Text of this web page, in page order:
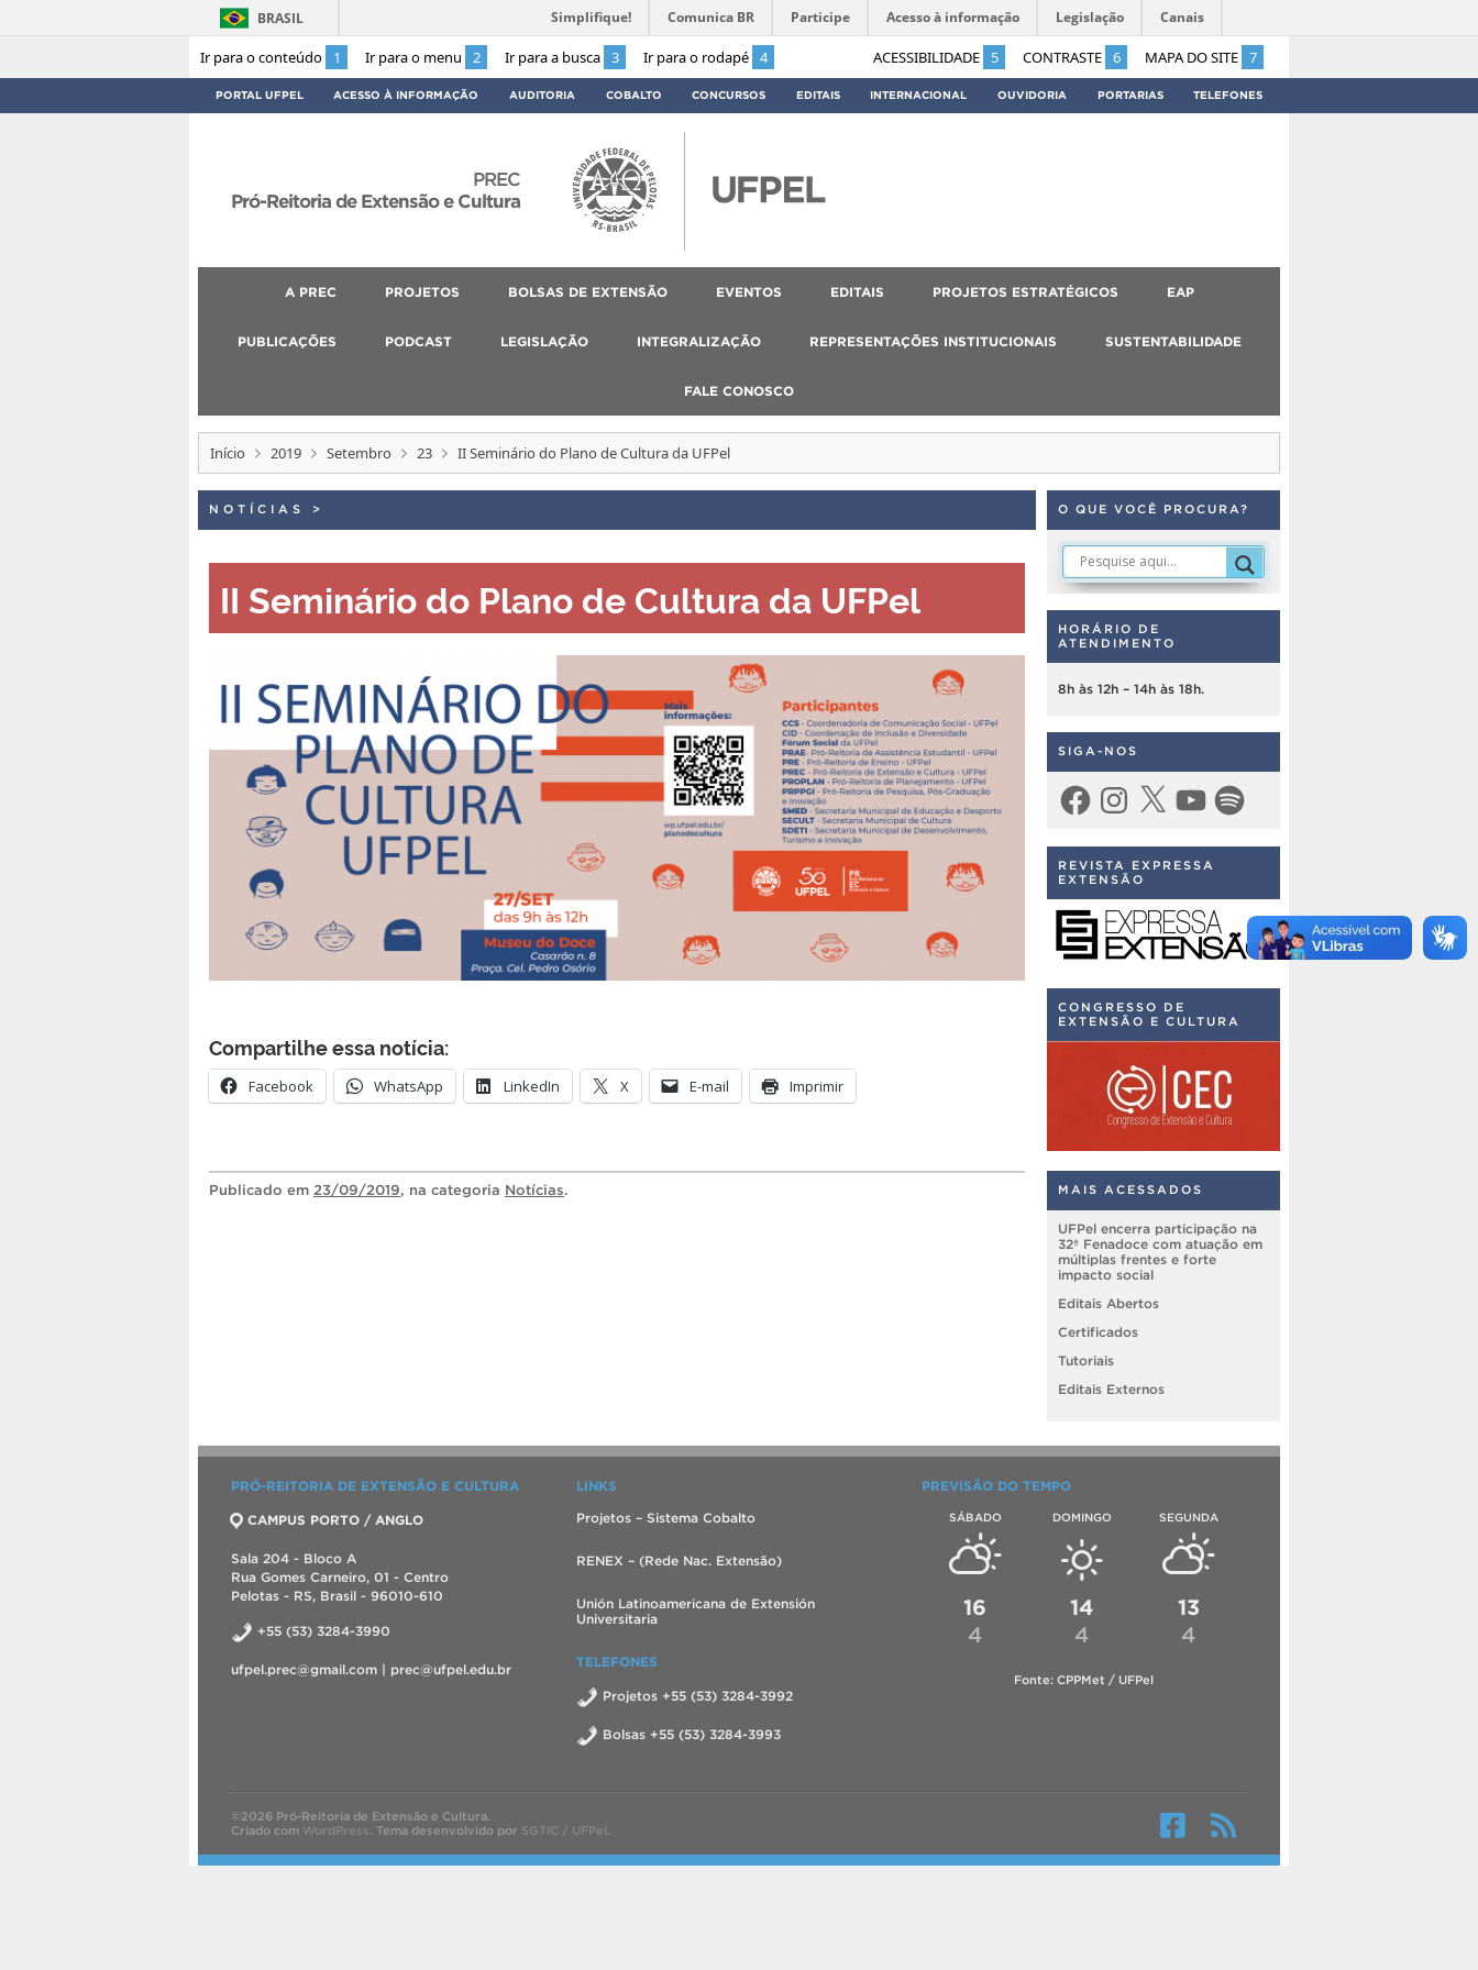
Ir para o conteúdo 1 Ir para o menu 2 Ir para a busca 3 Ir para o rodapé 4 ACESSIBILIDADE 5 CONTRASTE 6 MAPA DO SITE 7
BRASIL Simplifique! Comunica BR Participe Acesso à informação Legislação Canais
PORTAL UFPEL ACESSO À INFORMAÇÃO AUDITORIA COBALTO CONCURSOS EDITAIS INTERNACIONAL OUVIDORIA PORTARIAS TELEFONES
PREC
Pró-Reitoria de Extensão e Cultura
A PREC PROJETOS BOLSAS DE EXTENSÃO EVENTOS EDITAIS PROJETOS ESTRATÉGICOS EAP
PUBLICAÇÕES PODCAST LEGISLAÇÃO INTEGRALIZAÇÃO REPRESENTAÇÕES INSTITUCIONAIS SUSTENTABILIDADE
FALE CONOSCO
Início 2019 Setembro 23 II Seminário do Plano de Cultura da UFPel
NOTÍCIAS >
II Seminário do Plano de Cultura da UFPel
Compartilhe essa notícia:
Facebook WhatsApp LinkedIn X E-mail Imprimir
Publicado em 23/09/2019, na categoria Notícias.
O QUE VOCÊ PROCURA?
HORÁRIO DE
ATENDIMENTO
8h às 12h – 14h às 18h.
SIGA-NOS
FacebookInstagram
X YouTubeSpotify
REVISTA EXPRESSA
EXTENSÃO
CONGRESSO DE
EXTENSÃO E CULTURA
MAIS ACESSADOS
UFPel encerra participação na
32ª Fenadoce com atuação em
múltiplas frentes e forte
impacto social
Editais Abertos
Certificados
Tutoriais
Editais Externos
PRÓ-REITORIA DE EXTENSÃO E CULTURA
CAMPUS PORTO / ANGLO
Sala 204 - Bloco A
Rua Gomes Carneiro, 01 - Centro
Pelotas - RS, Brasil - 96010-610
+55 (53) 3284-3990
ufpel.prec@gmail.com | prec@ufpel.edu.br
LINKS
Projetos – Sistema Cobalto
RENEX – (Rede Nac. Extensão)
Unión Latinoamericana de Extensión
Universitaria
TELEFONES
Projetos +55 (53) 3284-3992
Bolsas +55 (53) 3284-3993
PREVISÃO DO TEMPO
SÁBADO
16
4
DOMINGO
14
4
SEGUNDA
13
4
Fonte: CPPMet / UFPel
©2026 Pró-Reitoria de Extensão e Cultura.
Criado com WordPress. Tema desenvolvido por SGTIC / UFPel .